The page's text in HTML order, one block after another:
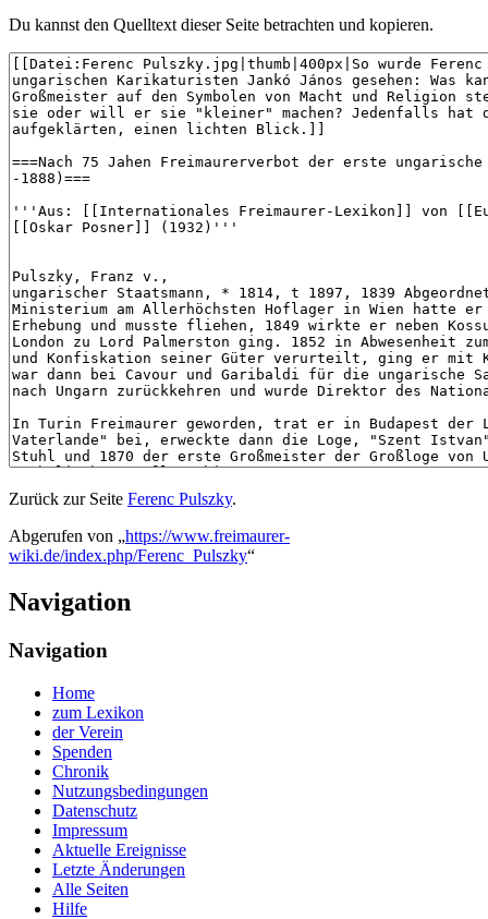
Du kannst den Quelltext dieser Seite betrachten und kopieren.
Zurück zur Seite Ferenc Pulszky.
Abgerufen von „https://www.freimaurer-
wiki.de/index.php/Ferenc_Pulszky“
Navigation
Navigation
Home
zum Lexikon
der Verein
Spenden
Chronik
Nutzungsbedingungen
Datenschutz
Impressum
Aktuelle Ereignisse
Letzte Änderungen
Alle Seiten
Hilfe